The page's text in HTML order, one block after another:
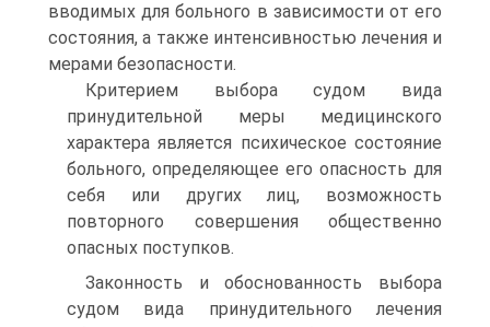
вводимых для больного в зависимости от его
состояния, а также интенсивностью лечения и
мерами безопасности.
Критерием выбора судом вида
принудительной меры медицинского
характера является психическое состояние
больного, определяющее его опасность для
себя или других лиц, возможность
повторного совершения общественно
опасных поступков.
Законность и обоснованность выбора
судом вида принудительного лечения